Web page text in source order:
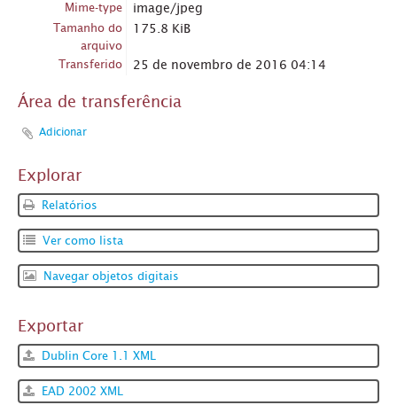
Mime-type image/jpeg
Tamanho do
arquivo
175.8 KiB
Transferido 25 de novembro de 2016 04:14
Área de transferência
Adicionar
Explorar
Relatórios
Ver como lista
Navegar objetos digitais
Exportar
Dublin Core 1.1 XML
EAD 2002 XML